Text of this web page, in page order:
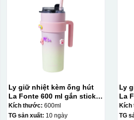
Đây là giấy decal đã in xong,
Bước 2: Dán decal lên gốm sứ
sứ, thợ sẽ cắt thủ công các
nước và trượt nhẹ lên gốm sứ để
Ly giữ nhiệt kèm ống hút
La Fonte 600 ml gắn sticker
– 012294
Kích thước: 600ml
TG sản xuất: 10 ngày
Ly
Kích
TG